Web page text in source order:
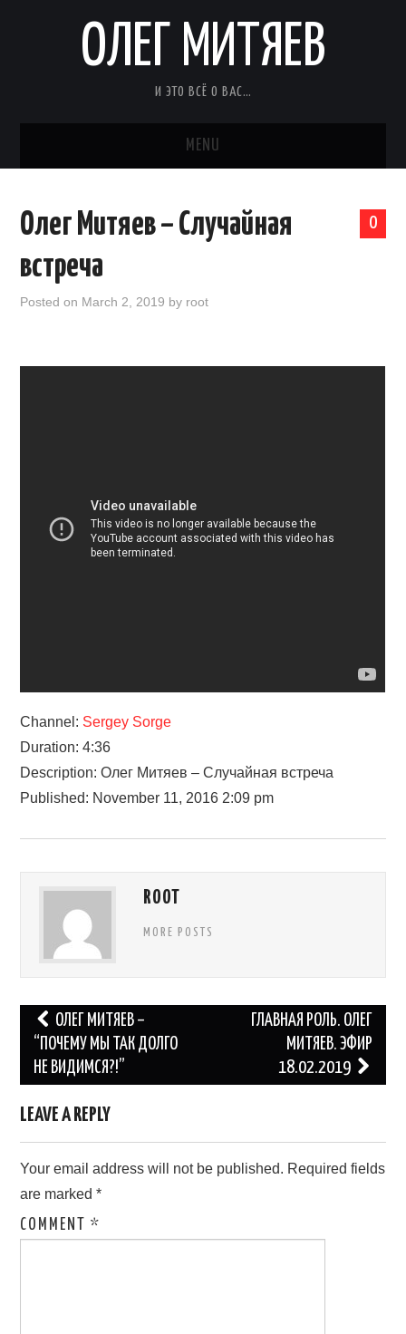
ОЛЕГ МИТЯЕВ
И ЭТО ВСЁ О ВАС…
MENU
0
Олег Митяев – Случайная
встреча
Posted on March 2, 2019 by root
Channel: Sergey Sorge
Duration: 4:36
Description: Олег Митяев – Случайная встреча
Published: November 11, 2016 2:09 pm
ROOT
MORE POSTS
Post
navigation
ОЛЕГ МИТЯЕВ –
“ПОЧЕМУ МЫ ТАК ДОЛГО
НЕ ВИДИМСЯ?!”
ГЛАВНАЯ РОЛЬ. ОЛЕГ
МИТЯЕВ. ЭФИР
18.02.2019
LEAVE A REPLY
Your email address will not be published. Required fields
are marked*
COMMENT*